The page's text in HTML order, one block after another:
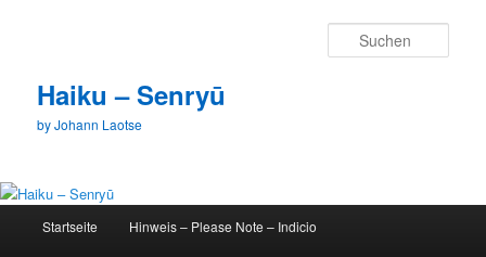
Haiku – Senryū
by Johann Laotse
Startseite Hinweis – Please Note – Indicio